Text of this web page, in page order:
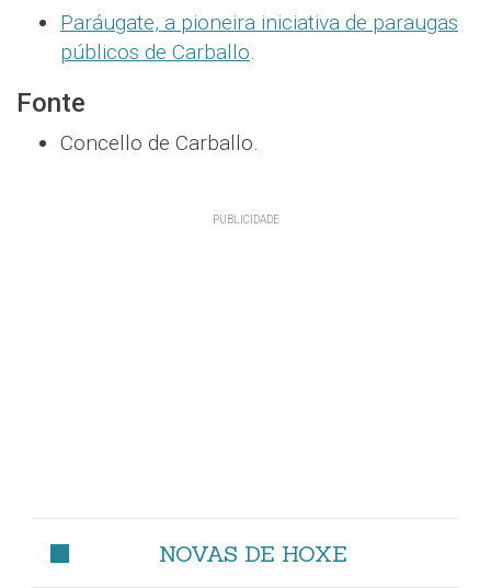
Paráugate, a pioneira iniciativa de paraugas
públicos de Carballo.
Fonte
Concello de Carballo.
NOVAS DE HOXE